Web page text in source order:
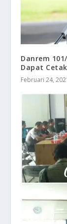
Danrem
Dapat
Februari 24,